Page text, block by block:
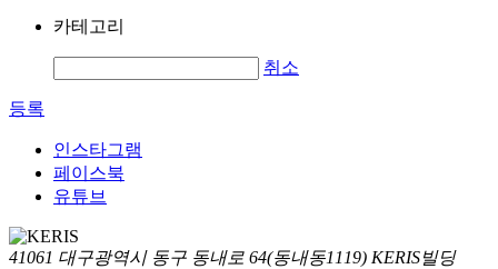
카테고리
취소
등록
인스타그램
페이스북
유튜브
41061 대구광역시 동구 동내로 64(동내동1119) KERIS빌딩